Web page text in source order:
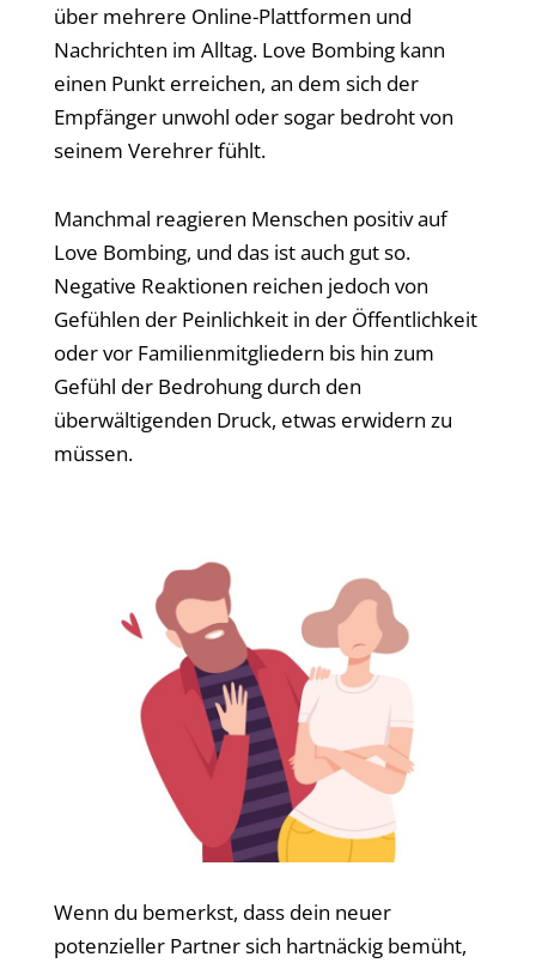
über mehrere Online-Plattformen und
Nachrichten im Alltag. Love Bombing kann
einen Punkt erreichen, an dem sich der
Empfänger unwohl oder sogar bedroht von
seinem Verehrer fühlt.
Manchmal reagieren Menschen positiv auf
Love Bombing, und das ist auch gut so.
Negative Reaktionen reichen jedoch von
Gefühlen der Peinlichkeit in der Öffentlichkeit
oder vor Familienmitgliedern bis hin zum
Gefühl der Bedrohung durch den
überwältigenden Druck, etwas erwidern zu
müssen.
Wenn du bemerkst, dass dein neuer
potenzieller Partner sich hartnäckig bemüht,